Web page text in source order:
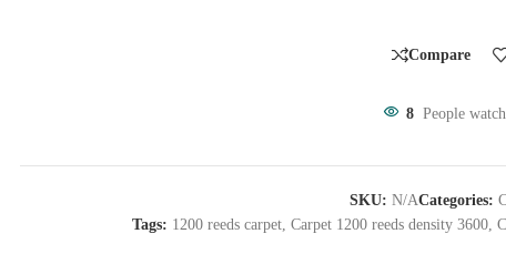
Compare
8 People
SKU: N/ACategories:
Tags: 1200 reeds carpet, Carpet 1200 reeds density 3600,